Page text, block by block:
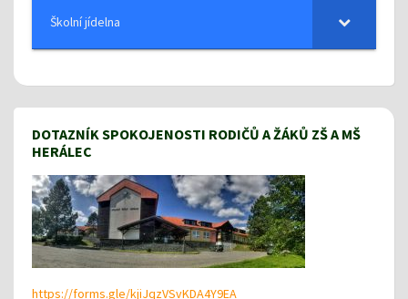
Školní jídelna
DOTAZNÍK SPOKOJENOSTI RODIČŮ A ŽÁKŮ ZŠ A MŠ
HERÁLEC
https://forms.gle/kjiJqzVSvKDA4Y9EA